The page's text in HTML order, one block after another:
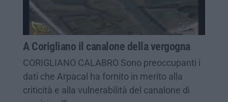
A Corigliano il canalone della vergogna
CORIGLIANO CALABRO Sono preoccupanti i
dati che Arpacal ha fornito in merito alla
criticità e alla vulnerabilità del canalone di